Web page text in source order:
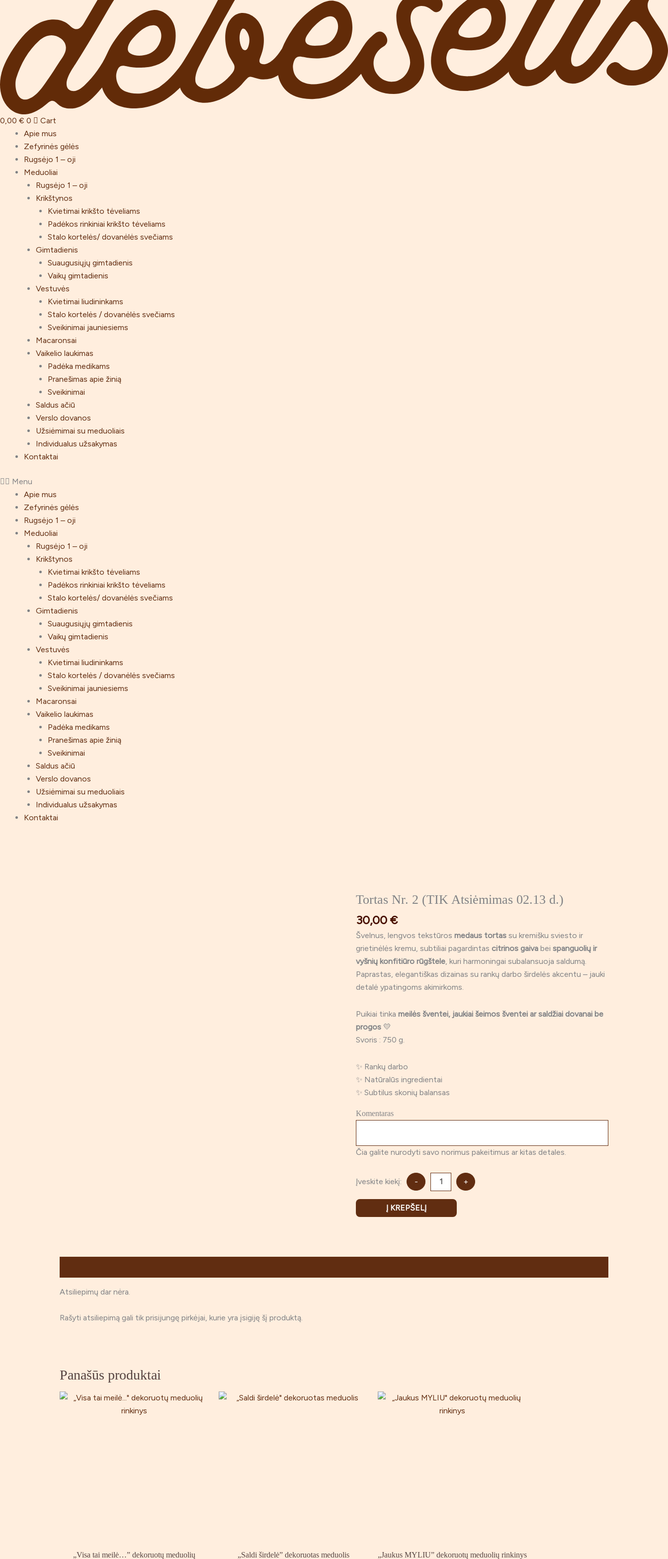
0,00 € 0
Cart
Apie mus
Zefyrinės gėlės
Rugsėjo 1 – oji
Meduoliai
Rugsėjo 1 – oji
Krikštynos
Kvietimai krikšto tėveliams
Padėkos rinkiniai krikšto tėveliams
Stalo kortelės/ dovanėlės svečiams
Gimtadienis
Suaugusiųjų gimtadienis
Vaikų gimtadienis
Vestuvės
Kvietimai liudininkams
Stalo kortelės / dovanėlės svečiams
Sveikinimai jauniesiems
Macaronsai
Vaikelio laukimas
Padėka medikams
Pranešimas apie žinią
Sveikinimai
Saldus ačiū
Verslo dovanos
Užsiėmimai su meduoliais
Individualus užsakymas
Kontaktai
Menu
Apie mus
Zefyrinės gėlės
Rugsėjo 1 – oji
Meduoliai
Rugsėjo 1 – oji
Krikštynos
Kvietimai krikšto tėveliams
Padėkos rinkiniai krikšto tėveliams
Stalo kortelės/ dovanėlės svečiams
Gimtadienis
Suaugusiųjų gimtadienis
Vaikų gimtadienis
Vestuvės
Kvietimai liudininkams
Stalo kortelės / dovanėlės svečiams
Sveikinimai jauniesiems
Macaronsai
Vaikelio laukimas
Padėka medikams
Pranešimas apie žinią
Sveikinimai
Saldus ačiū
Verslo dovanos
Užsiėmimai su meduoliais
Individualus užsakymas
Kontaktai
Tortas Nr. 2 (TIK Atsiėmimas 02.13 d.)
30,00€
Švelnus, lengvos tekstūrosmedaus tortas su kremišku sviesto ir
grietinėlės kremu, subtiliai pagardintascitrinos gaiva beispanguolių ir
vyšnių konfitiūro rūgštele , kuri harmoningai subalansuoja saldumą.
Paprastas, elegantiškas dizainas su rankų darbo širdelės akcentu – jauki
detalė ypatingoms akimirkoms.
Puikiai tinkameilės šventei, jaukiai šeimos šventei ar saldžiai dovanai be
progos 💛
Svoris : 750 g.
✨ Rankų darbo
✨ Natūralūs ingredientai
✨ Subtilus skonių balansas
Komentaras
Čia galite nurodyti savo norimus pakeitimus ar kitas detales.
-
Įveskite kiekį:
produkto
Tortas
Nr.
2
(TIK
Atsiėmimas
02.13
+
Į KREPŠELĮ
Atsiliepimų dar nėra.
Rašyti atsiliepimą gali tik prisijungę pirkėjai, kurie yra įsigiję šį produktą.
Panašūs produktai
„Visa tai meilė…” dekoruotų meduolių „Saldi širdelė” dekoruotas meduolis „Jaukus MYLIU” dekoruotų meduolių rinkinys